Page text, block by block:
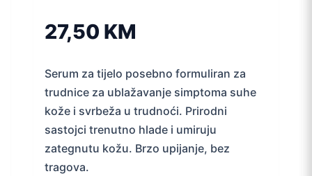
27,50 KM
Serum za tijelo posebno formuliran za
trudnice za ublažavanje simptoma suhe
kože i svrbeža u trudnoći. Prirodni
sastojci trenutno hlade i umiruju
zategnutu kožu. Brzo upijanje, bez
tragova.